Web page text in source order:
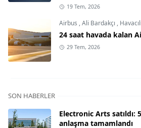
19 Tem, 2026
Airbus ,Ali Bardakçı ,
24 saat havada kalan
29 Tem, 2026
SON HABERLER
Electronic Arts satıldı:
anlaşma tamamlandı